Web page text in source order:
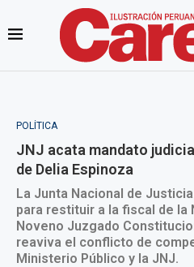
POLÍTICA
JNJ acata mandato
de Delia Espinoza
La Junta Nacional de
para restituir a la fiscal de la
Noveno Juzgado
reaviva el conflicto de
Ministerio Público y la JNJ.